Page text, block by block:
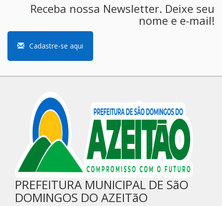
Receba nossa Newsletter. Deixe seu
nome e e-mail!
Cadastre-se aqui
PREFEITURA MUNICIPAL DE SãO
DOMINGOS DO AZEITãO